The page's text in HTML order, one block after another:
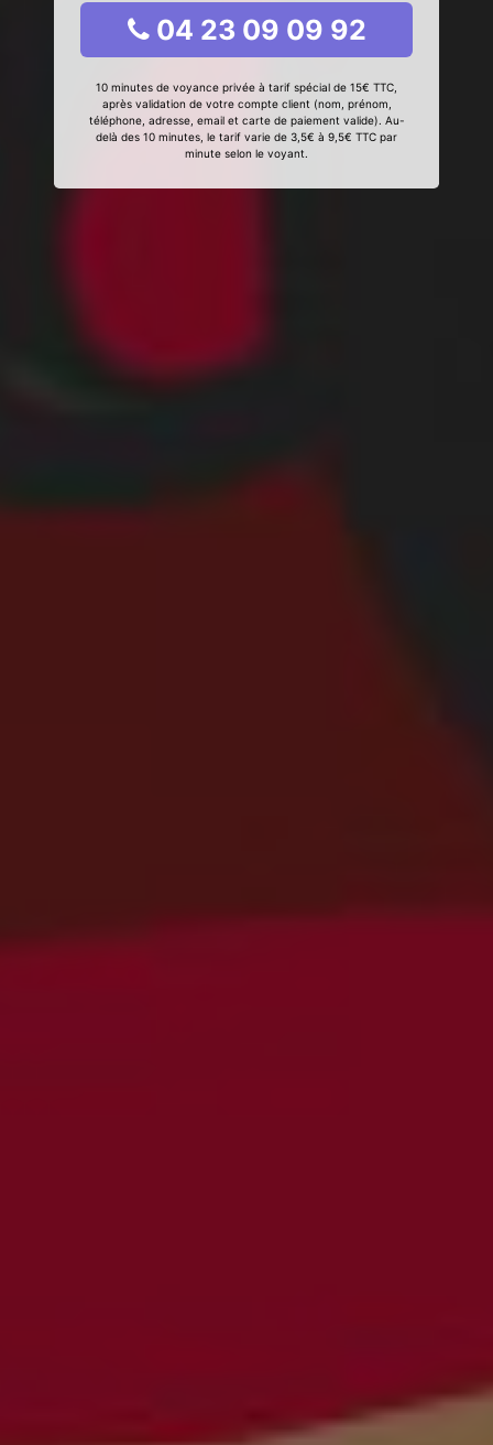
04 23 09 09 92
10 minutes de voyance privée à tarif spécial de 15€ TTC,
après validation de votre compte client (nom, prénom,
téléphone, adresse, email et carte de paiement valide). Au-
delà des 10 minutes, le tarif varie de 3,5€ à 9,5€ TTC par
minute selon le voyant.